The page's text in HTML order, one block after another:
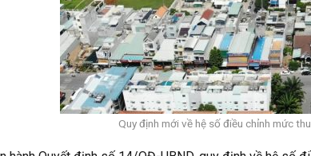
Quy định mới về hệ số điều chỉnh mức